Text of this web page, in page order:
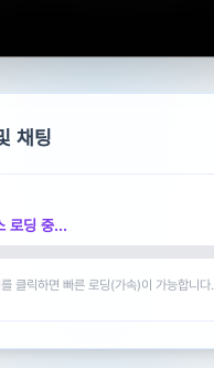
채팅
로딩 중...
클릭하면 빠른 로딩(가속)이 가능합니다.